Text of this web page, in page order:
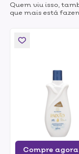
Quem viu isso,
que mais está
Compre agora